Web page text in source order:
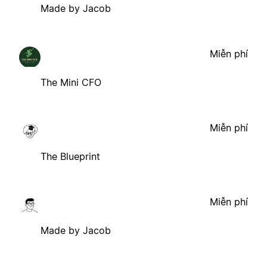
Made by Jacob
The Mini CFO
Miễn phí
The Blueprint
Miễn phí
Made by Jacob
Miễn phí